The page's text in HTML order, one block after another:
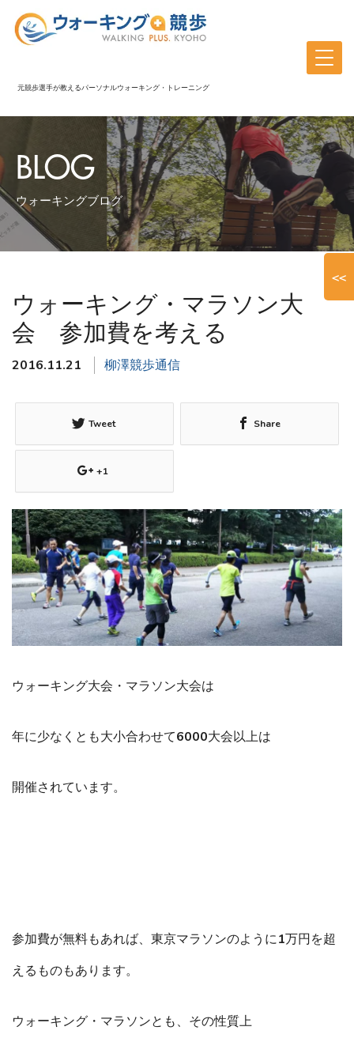
元競歩選手が教えるパーソナルウォーキング・トレーニング
BLOG
ウォーキングブログ
ウォーキング・マラソン大
会 参加費を考える
2016.11.21 柳澤競歩通信
Tweet Share
+1
ウォーキング大会・マラソン大会は
年に少なくとも大小合わせて6000大会以上は
開催されています。
参加費が無料もあれば、東京マラソンのように1万円を超
えるものもあります。
ウォーキング・マラソンとも、その性質上
<<